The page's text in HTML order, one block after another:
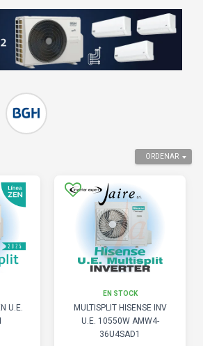
ORDENAR
U.E.
EN STOCK
MULTISPLIT HISENSE INV
U.E. 10550W AMW4-
36U4SAD1